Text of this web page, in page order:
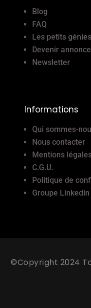
Blog
FAQ
Les petits
Devenir
Newsletter
Informations
Qui sommes-
Nous contacter
Mentions
C.G.U.
Politique de
Groupe Linkedin
©Copyright 2024